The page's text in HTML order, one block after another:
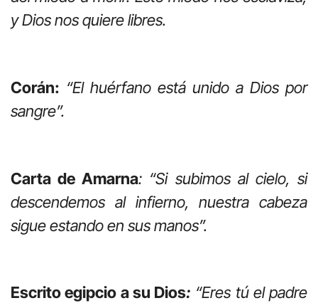
y Dios nos quiere libres.
Corán: “El huérfano está unido a Dios por
sangre”.
Carta de Amarna: “Si subimos al cielo, si
descendemos al infierno, nuestra cabeza
sigue estando en sus manos”.
Escrito egipcio a su Dios: “Eres tú el padre